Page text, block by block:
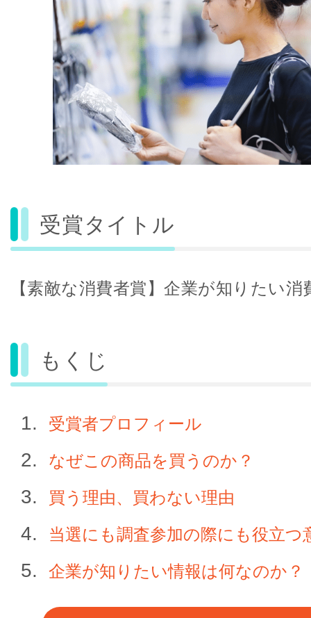
受賞タイトル
【素敵な消費者賞】企業が知りたい消
もくじ
受賞者プロフィール
なぜこの商品を買うのか？
買う理由、買わない理由
当選にも調査参加の際にも役立つ
企業が知りたい情報は何なのか？